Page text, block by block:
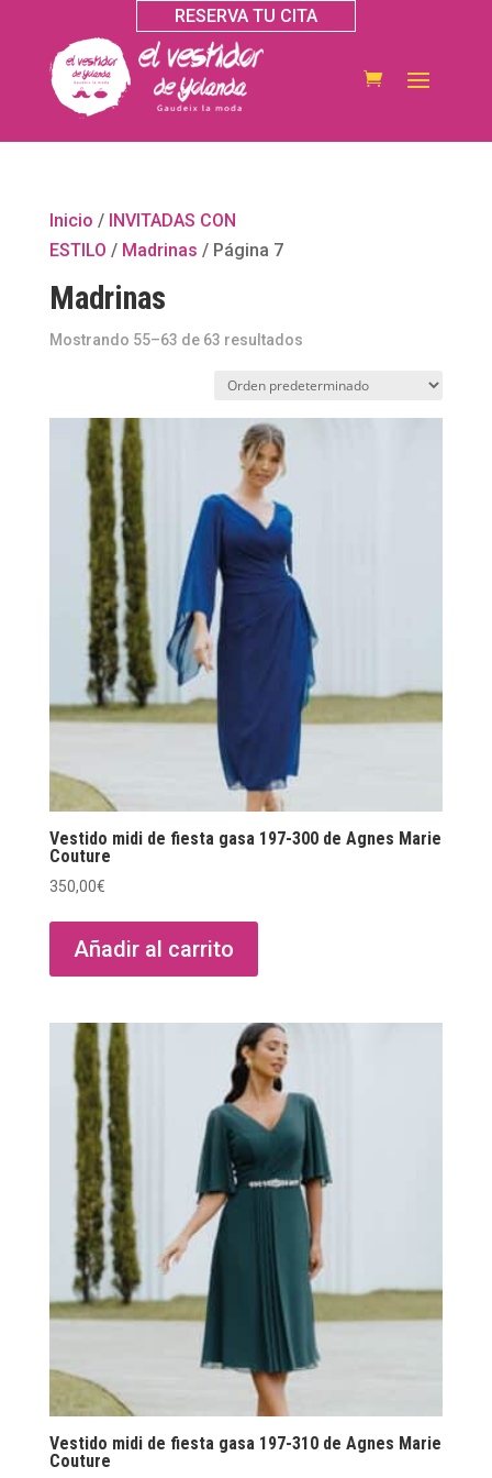
RESERVA TU CITA
Inicio / INVITADAS CON
ESTILO / Madrinas / Página 7
Madrinas
Mostrando 55–63 de 63 resultados
Vestido midi de fiesta gasa 197-300 de Agnes Marie
Couture
350,00€
Añadir al carrito
Vestido midi de fiesta gasa 197-310 de Agnes Marie
Couture